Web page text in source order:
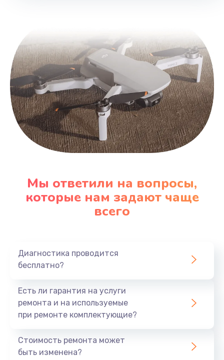
Мы ответили на вопросы,
которые нам задают чаще
всего
Диагностика проводится
бесплатно?
Есть ли гарантия на услуги
ремонта и на используемые
при ремонте комплектующие?
Стоимость ремонта может
быть изменена?